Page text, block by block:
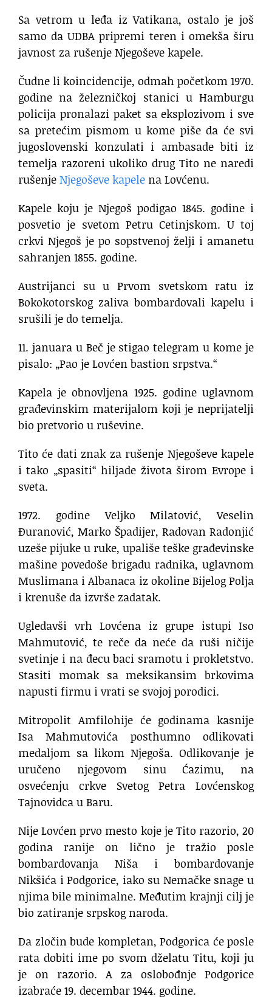
Sa vetrom u leđa iz Vatikana, ostalo je još
samo da UDBA pripremi teren i omekša širu
javnost za rušenje Njegoševe kapele.
Čudne li koincidencije, odmah početkom 1970.
godine na železničkoj stanici u Hamburgu
policija pronalazi paket sa eksplozivom i sve
sa pretećim pismom u kome piše da će svi
jugoslovenski konzulati i ambasade biti iz
temelja razoreni ukoliko drug Tito ne naredi
rušenjeNjegoševe kapele na Lovćenu.
Kapele koju je Njegoš podigao 1845. godine i
posvetio je svetom Petru Cetinjskom. U toj
crkvi Njegoš je po sopstvenoj želji i amanetu
sahranjen 1855. godine.
Austrijanci su u Prvom svetskom ratu iz
Bokokotorskog zaliva bombardovali kapelu i
srušili je do temelja.
11. januara u Beč je stigao telegram u kome je
pisalo: „Pao je Lovćen bastion srpstva.“
Kapela je obnovljena 1925. godine uglavnom
građevinskim materijalom koji je neprijatelji
bio pretvorio u ruševine.
Tito će dati znak za rušenje Njegoševe kapele
i tako „spasiti“ hiljade života širom Evrope i
sveta.
1972. godine Veljko Milatović, Veselin
Đuranović, Marko Špadijer, Radovan Radonjić
uzeše pijuke u ruke, upališe teške građevinske
mašine povedoše brigadu radnika, uglavnom
Muslimana i Albanaca iz okoline Bijelog Polja
i krenuše da izvrše zadatak.
Ugledavši vrh Lovćena iz grupe istupi Iso
Mahmutović, te reče da neće da ruši ničije
svetinje i na đecu baci sramotu i prokletstvo.
Stasiti momak sa meksikansim brkovima
napusti firmu i vrati se svojoj porodici.
Mitropolit Amfilohije će godinama kasnije
Isa Mahmutovića posthumno odlikovati
medaljom sa likom Njegoša. Odlikovanje je
uručeno njegovom sinu Ćazimu, na
osvećenju crkve Svetog Petra Lovćenskog
Tajnovidca u Baru.
Nije Lovćen prvo mesto koje je Tito razorio, 20
godina ranije on lično je tražio posle
bombardovanja Niša i bombardovanje
Nikšića i Podgorice, iako su Nemačke snage u
njima bile minimalne. Međutim krajnji cilj je
bio zatiranje srpskog naroda.
Da zločin bude kompletan, Podgorica će posle
rata dobiti ime po svom dželatu Titu, koji ju
je on razorio. A za oslobođnje Podgorice
izabraće 19. decembar 1944. godine.